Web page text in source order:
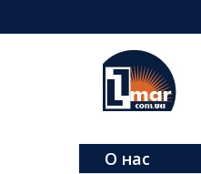
О нас